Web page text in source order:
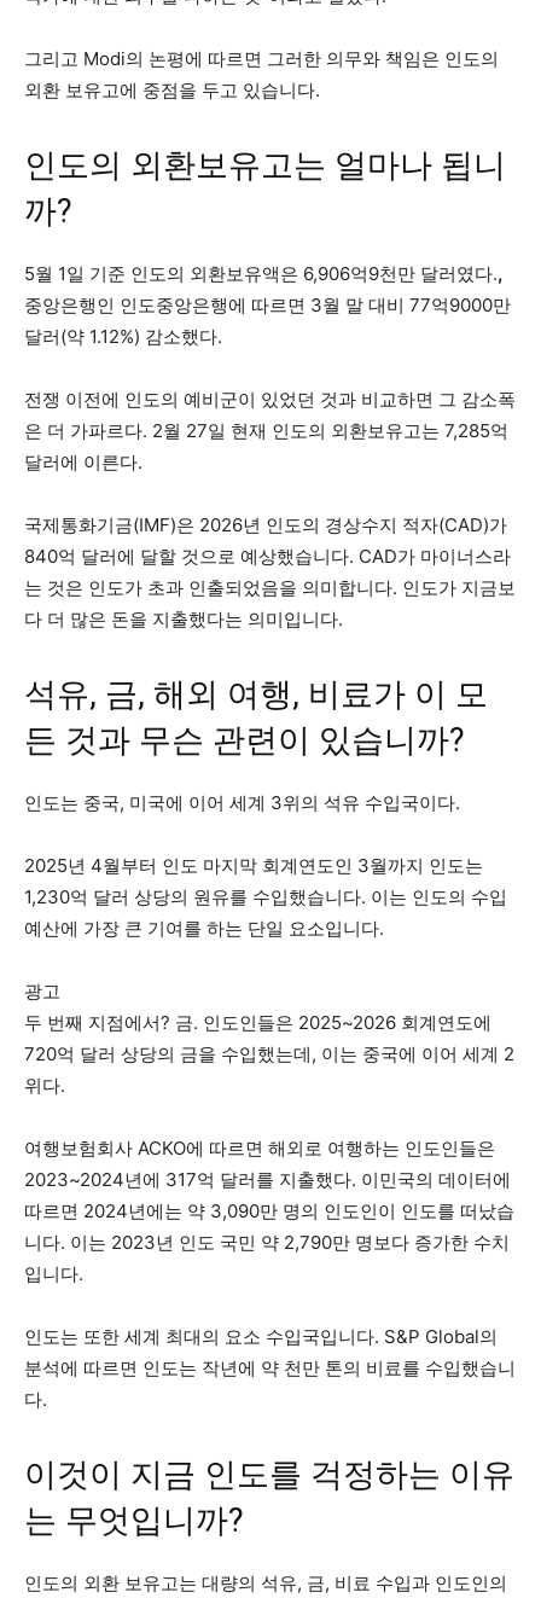
그리고 Modi의 논평에 따르면 그러한 의무와 책임은 인도의
외환 보유고에 중점을 두고 있습니다.
인도의 외환보유고는 얼마나 됩니
까?
5월 1일 기준 인도의 외환보유액은 6,906억9천만 달러였다.,
중앙은행인 인도중앙은행에 따르면 3월 말 대비 77억9000만
달러(약 1.12%) 감소했다.
전쟁 이전에 인도의 예비군이 있었던 것과 비교하면 그 감소폭
은 더 가파르다. 2월 27일 현재 인도의 외환보유고는 7,285억
달러에 이른다.
국제통화기금(IMF)은 2026년 인도의 경상수지 적자(CAD)가
840억 달러에 달할 것으로 예상했습니다. CAD가 마이너스라
는 것은 인도가 초과 인출되었음을 의미합니다. 인도가 지금보
다 더 많은 돈을 지출했다는 의미입니다.
석유, 금, 해외 여행, 비료가 이 모
든 것과 무슨 관련이 있습니까?
인도는 중국, 미국에 이어 세계 3위의 석유 수입국이다.
2025년 4월부터 인도 마지막 회계연도인 3월까지 인도는
1,230억 달러 상당의 원유를 수입했습니다. 이는 인도의 수입
예산에 가장 큰 기여를 하는 단일 요소입니다.
광고
두 번째 지점에서? 금. 인도인들은 2025~2026 회계연도에
720억 달러 상당의 금을 수입했는데, 이는 중국에 이어 세계 2
위다.
여행보험회사 ACKO에 따르면 해외로 여행하는 인도인들은
2023~2024년에 317억 달러를 지출했다. 이민국의 데이터에
따르면 2024년에는 약 3,090만 명의 인도인이 인도를 떠났습
니다. 이는 2023년 인도 국민 약 2,790만 명보다 증가한 수치
입니다.
인도는 또한 세계 최대의 요소 수입국입니다. S&P Global의
분석에 따르면 인도는 작년에 약 천만 톤의 비료를 수입했습니
다.
이것이 지금 인도를 걱정하는 이유
는 무엇입니까?
인도의 외환 보유고는 대량의 석유, 금, 비료 수입과 인도인의